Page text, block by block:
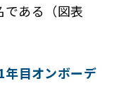
ある（図表
年目オンボーデ